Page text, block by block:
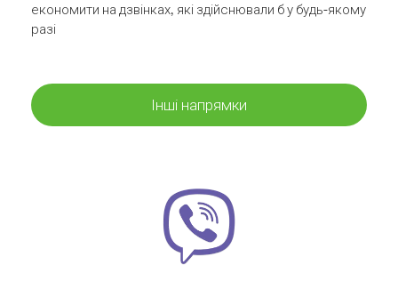
економити на дзвінках, які здійснювали б у будь-якому
разі
Інші напрямки